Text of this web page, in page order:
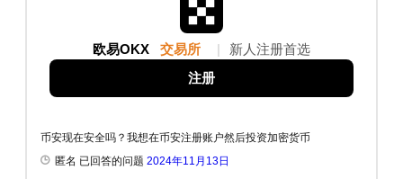
欧易OKX 交易所 新人注册首选
注册
币安现在安全吗？我想在币安注册账户然后投资加密货币
匿名 已回答的问题 2024年11月13日